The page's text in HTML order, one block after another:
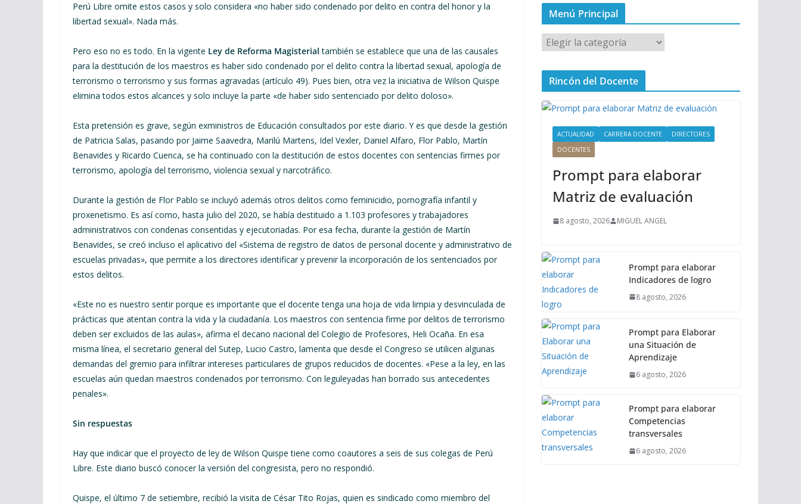
Perú Libre omite estos casos y solo considera «no haber sido condenado por delito en contra del honor y la
libertad sexual». Nada más.
Pero eso no es todo. En la vigente Ley de Reforma Magisterial también se establece que una de las causales
para la destitución de los maestros es haber sido condenado por el delito contra la libertad sexual, apología de
terrorismo o terrorismo y sus formas agravadas (artículo 49). Pues bien, otra vez la iniciativa de Wilson Quispe
elimina todos estos alcances y solo incluye la parte «de haber sido sentenciado por delito doloso».
Esta pretensión es grave, según exministros de Educación consultados por este diario. Y es que desde la gestión
de Patricia Salas, pasando por Jaime Saavedra, Marilú Martens, Idel Vexler, Daniel Alfaro, Flor Pablo, Martín
Benavides y Ricardo Cuenca, se ha continuado con la destitución de estos docentes con sentencias firmes por
terrorismo, apología del terrorismo, violencia sexual y narcotráfico.
Durante la gestión de Flor Pablo se incluyó además otros delitos como feminicidio, pornografía infantil y
proxenetismo. Es así como, hasta julio del 2020, se había destituido a 1.103 profesores y trabajadores
administrativos con condenas consentidas y ejecutoriadas. Por esa fecha, durante la gestión de Martín
Benavides, se creó incluso el aplicativo del «Sistema de registro de datos de personal docente y administrativo de
escuelas privadas», que permite a los directores identificar y prevenir la incorporación de los sentenciados por
estos delitos.
«Este no es nuestro sentir porque es importante que el docente tenga una hoja de vida limpia y desvinculada de
prácticas que atentan contra la vida y la ciudadanía. Los maestros con sentencia firme por delitos de terrorismo
deben ser excluidos de las aulas», afirma el decano nacional del Colegio de Profesores, Heli Ocaña. En esa
misma línea, el secretario general del Sutep, Lucio Castro, lamenta que desde el Congreso se utilicen algunas
demandas del gremio para infiltrar intereses particulares de grupos reducidos de docentes. «Pese a la ley, en las
escuelas aún quedan maestros condenados por terrorismo. Con leguleyadas han borrado sus antecedentes
penales».
Sin respuestas
Hay que indicar que el proyecto de ley de Wilson Quispe tiene como coautores a seis de sus colegas de Perú
Libre. Este diario buscó conocer la versión del congresista, pero no respondió.
Quispe, el último 7 de setiembre, recibió la visita de César Tito Rojas, quien es sindicado como miembro del
Menú Principal
M
e
n
P
Rincón del Docente
ACTUALIDAD CARRERA DOCENTE
DIRECTORES
DOCENTES
Prompt para elaborar
Matriz de evaluación
8 agosto, 2026 MIGUEL ANGEL
Prompt para elaborar
Indicadores de logro
8 agosto, 2026
Prompt para Elaborar
una Situación de
Aprendizaje
6 agosto, 2026
Prompt para elaborar
Competencias
transversales
6 agosto, 2026